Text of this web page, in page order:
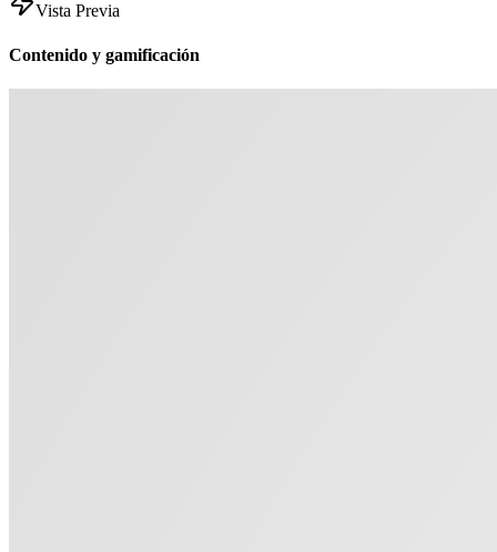
Vista Previa
Contenido y gamificación